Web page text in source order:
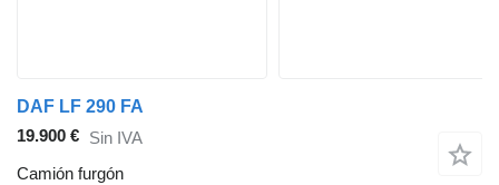
DAF LF 290 FA
19.900 € Sin IVA
Camión furgón